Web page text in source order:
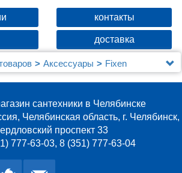
контакты
доставка
Аксессуары
Fixen
FX-610-1
сантехники в Челябинске
Челябинская область, г. Челябинск,
проспект 33
777-63-03, 8 (351) 777-63-04